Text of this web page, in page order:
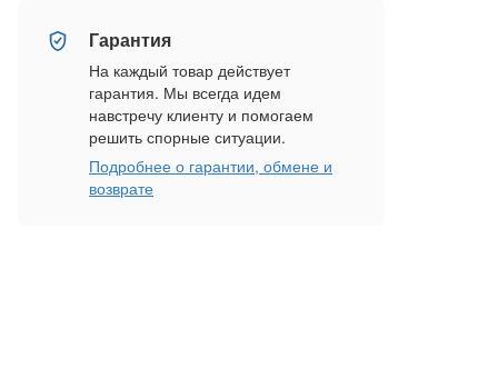
Гарантия
На каждый товар действует
гарантия. Мы всегда идем
навстречу клиенту и помогаем
решить спорные ситуации.
Подробнее о гарантии, обмене и
возврате